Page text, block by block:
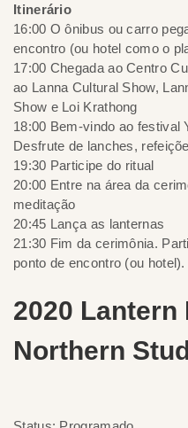
Itinerário
16:00 O ônibus ou carro
encontro (ou hotel como o
17:00 Chegada ao Centro
ao Lanna Cultural Show,
Show e Loi Krathong
18:00 Bem-vindo ao festival
Desfrute de lanches,
19:30 Participe do ritual
20:00 Entre na área da
meditação
20:45 Lança as lanternas
21:30 Fim da cerimônia.
ponto de encontro (ou hotel).
2020 Lantern
Northern